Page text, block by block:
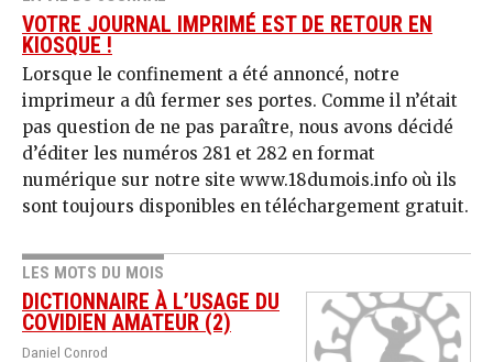
VOTRE JOURNAL IMPRIMÉ EST DE RETOUR EN
KIOSQUE !
Lorsque le confinement a été annoncé, notre
imprimeur a dû fermer ses portes. Comme il n’était
pas question de ne pas paraître, nous avons décidé
d’éditer les numéros 281 et 282 en format
numérique sur notre site www.18dumois.info où ils
sont toujours disponibles en téléchargement gratuit.
LES MOTS DU MOIS
DICTIONNAIRE À L’USAGE DU
COVIDIEN AMATEUR (2)
Daniel Conrod